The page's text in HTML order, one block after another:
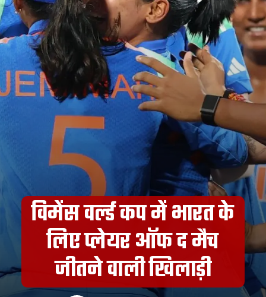
विमेंस वर्ल्ड कप में भारत के
लिए प्लेयर ऑफ द मैच
जीतने वाली खिलाड़ी